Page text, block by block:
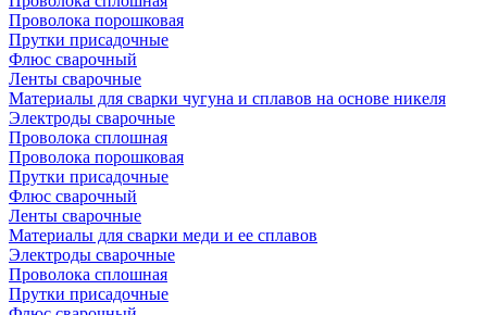
Проволока порошковая
Прутки присадочные
Флюс сварочный
Ленты сварочные
Материалы для сварки чугуна и сплавов на основе никеля
Электроды сварочные
Проволока сплошная
Проволока порошковая
Прутки присадочные
Флюс сварочный
Ленты сварочные
Материалы для сварки меди и ее сплавов
Электроды сварочные
Проволока сплошная
Прутки присадочные